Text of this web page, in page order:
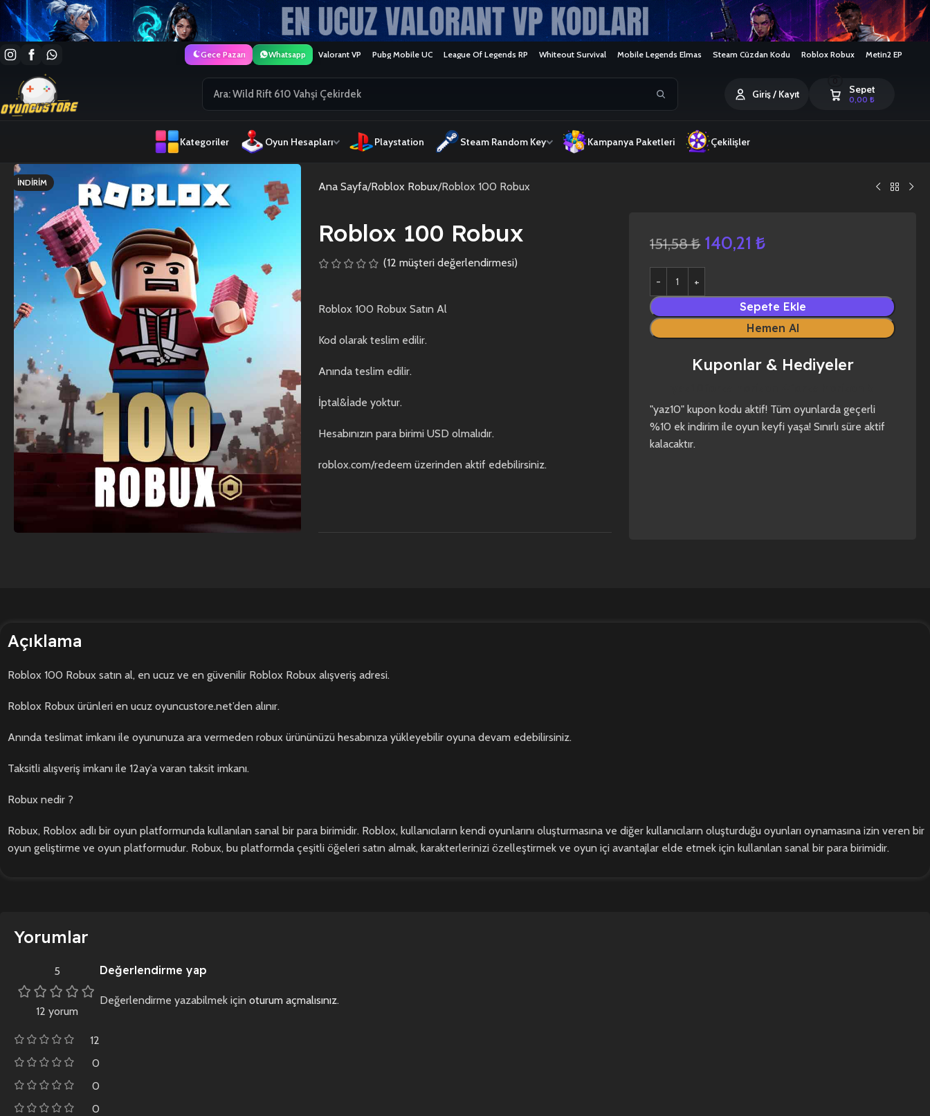
Gece Pazarı Whatsapp Valorant VP Pubg Mobile UC League Of Legends RP Whiteout Survival Mobile Legends Elmas Steam Cüzdan Kodu Roblox Robux Metin2 EP
Giriş / Kayıt Sepet
0,00₺
Kategoriler Oyun Hesapları Playstation Steam Random Key Kampanya Paketleri Çekilişler
İNDIRIM Ana Sayfa Roblox Robux Roblox 100 Robux
Roblox 100 Robux
(12 müşteri değerlendirmesi)
Roblox 100 Robux Satın Al
Kod olarak teslim edilir.
Anında teslim edilir.
İptal&İade yoktur.
Hesabınızın para birimi USD olmalıdır.
roblox.com/redeem üzerinden aktif edebilirsiniz.
151,58₺ 140,21₺
Sepete Ekle
Hemen Al
Kuponlar & Hediyeler
"yaz10" kupon kodu aktif! Tüm oyunlarda geçerli
%10 ek indirim ile oyun keyfi yaşa! Sınırlı süre aktif
kalacaktır.
Açıklama
Roblox 100 Robux satın al, en ucuz ve en güvenilir Roblox Robux alışveriş adresi.
Roblox Robux ürünleri en ucuz oyuncustore.net’den alınır.
Anında teslimat imkanı ile oyununuza ara vermeden robux ürününüzü hesabınıza yükleyebilir oyuna devam edebilirsiniz.
Taksitli alışveriş imkanı ile 12ay’a varan taksit imkanı.
Robux nedir ?
Robux, Roblox adlı bir oyun platformunda kullanılan sanal bir para birimidir. Roblox, kullanıcıların kendi oyunlarını oluşturmasına ve diğer kullanıcıların oluşturduğu oyunları oynamasına izin veren bir
oyun geliştirme ve oyun platformudur. Robux, bu platformda çeşitli öğeleri satın almak, karakterlerinizi özelleştirmek ve oyun içi avantajlar elde etmek için kullanılan sanal bir para birimidir.
Yorumlar
5
12 yorum
12
0
0
0
Değerlendirme yap
Değerlendirme yazabilmek için oturum açmalısınız.